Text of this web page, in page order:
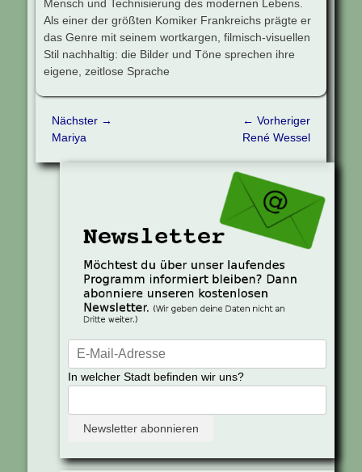
Mensch und Technisierung des modernen Lebens.
Als einer der größten Komiker Frankreichs prägte er
das Genre mit seinem wortkargen, filmisch-visuellen
Stil nachhaltig: die Bilder und Töne sprechen ihre
eigene, zeitlose Sprache
Beitragsnavigation
← Vorheriger
René Wessel
Nächster →
Nächster
Mariya
In welcher Stadt befinden wir uns?